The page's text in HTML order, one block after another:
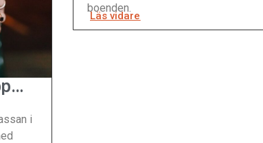
i
boenden.
Läs vidare